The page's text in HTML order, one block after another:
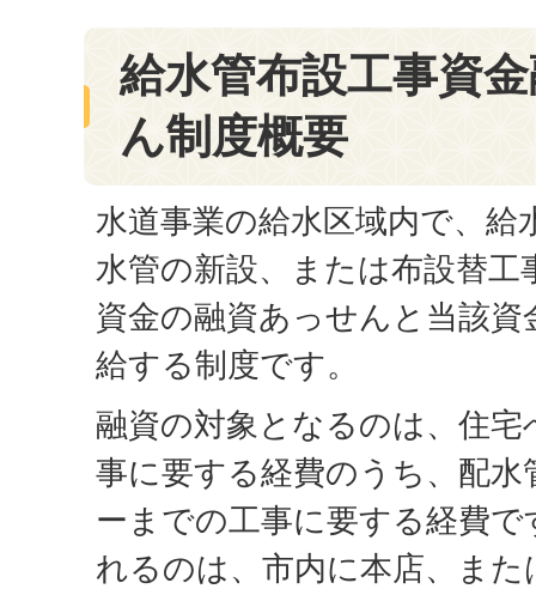
給水管布設工事資
ん制度概要
水道事業の給水区域内で、給
水管の新設、または布設替工
資金の融資あっせんと当該
給する制度です。
融資の対象となるのは、住宅
事に要する経費のうち、配
ーまでの工事に要する経費
れるのは、市内に本店、ま